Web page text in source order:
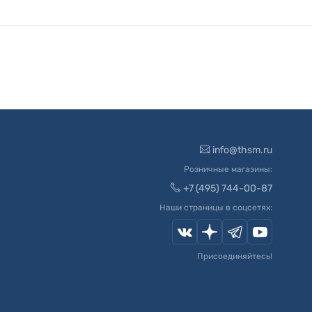
info@thsm.ru
Розничные магазины:
+7 (495) 744-00-87
Наши страницы в соцсетях:
Присоединяйтесь!